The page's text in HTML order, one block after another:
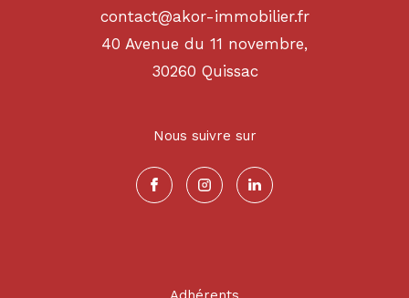
contact@akor-immobilier.fr
40 Avenue du 11 novembre,
30260
quissac
Nous suivre sur